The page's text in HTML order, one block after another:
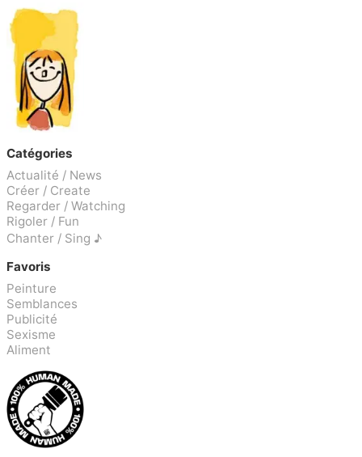
Catégories
Actualité / News
Créer / Create
Regarder / Watching
Rigoler / Fun
Chanter / Sing ♪
Favoris
Peinture
Semblances
Publicité
Sexisme
Aliment